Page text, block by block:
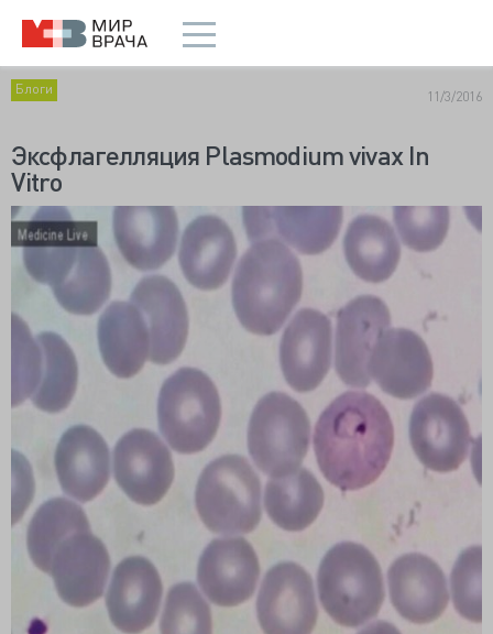
Блоги 11/3/2016
Эксфлагелляция Plasmodium vivax In
Vitro